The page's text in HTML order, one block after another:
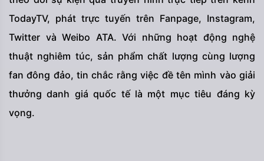
TodayTV, phát trực tuyến trên Fanpage, Instagram,
Twitter và Weibo ATA. Với những hoạt động nghệ
thuật nghiêm túc, sản phẩm chất lượng cùng lượng
fan đông đảo, tin chắc rằng việc đề tên mình vào giải
thưởng danh giá quốc tế là một mục tiêu đáng kỳ
vọng.